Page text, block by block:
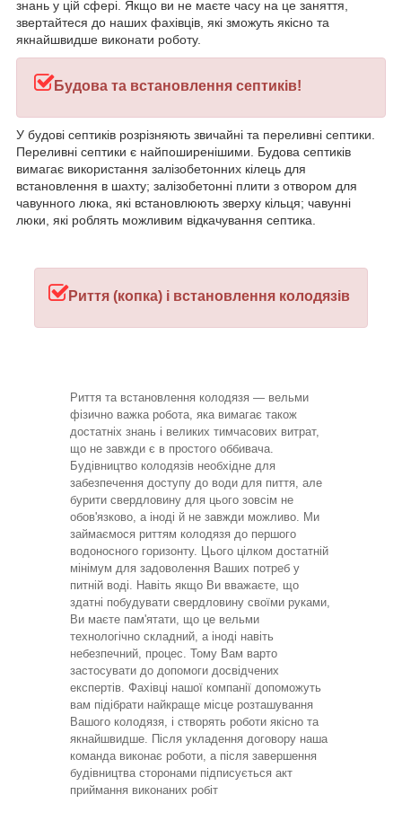
знань у цій сфері. Якщо ви не маєте часу на це заняття,
звертайтеся до наших фахівців, які зможуть якісно та
якнайшвидше виконати роботу.
Будова та встановлення септиків!
У будові септиків розрізняють звичайні та переливні септики.
Переливні септики є найпоширенішими. Будова септиків
вимагає використання залізобетонних кілець для
встановлення в шахту; залізобетонні плити з отвором для
чавунного люка, які встановлюють зверху кільця; чавунні
люки, які роблять можливим відкачування септика.
Риття (копка) і встановлення колодязів
Риття та встановлення колодязя — вельми
фізично важка робота, яка вимагає також
достатніх знань і великих тимчасових витрат,
що не завжди є в простого оббивача.
Будівництво колодязів необхідне для
забезпечення доступу до води для пиття, але
бурити свердловину для цього зовсім не
обов'язково, а іноді й не завжди можливо. Ми
займаємося риттям колодязя до першого
водоносного горизонту. Цього цілком достатній
мінімум для задоволення Ваших потреб у
питній воді. Навіть якщо Ви вважаєте, що
здатні побудувати свердловину своїми руками,
Ви маєте пам'ятати, що це вельми
технологічно складний, а іноді навіть
небезпечний, процес. Тому Вам варто
застосувати до допомоги досвідчених
експертів. Фахівці нашої компанії допоможуть
вам підібрати найкраще місце розташування
Вашого колодязя, і створять роботи якісно та
якнайшвидше. Після укладення договору наша
команда виконає роботи, а після завершення
будівництва сторонами підписується акт
приймання виконаних робіт